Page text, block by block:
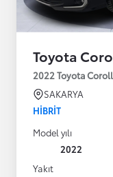
Toyota
2022 Toyota
SAKARYA
HIBRIT
Model yılı
2022
Yakıt